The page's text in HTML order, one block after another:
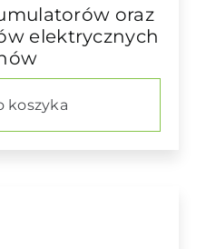
oraz
elektrycznych
koszyka